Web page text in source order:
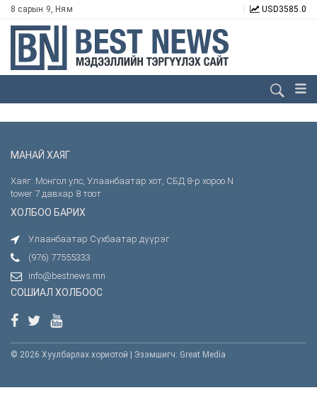
8 сарын 9, Ням USD3585.0
МАНАЙ ХАЯГ
Хаяг: Монгол улс, Улаанбаатар хот, СБД 8-р хороо N
tower 7 давхар 8 тоот
ХОЛБОО БАРИХ
Улаанбаатар Сүхбаатар дүүрэг
(976) 77555333
info@bestnews.mn
СОШИАЛ ХОЛБООС
© 2026 Хуулбарлах хориотой | Эзэмшигч: Great Media